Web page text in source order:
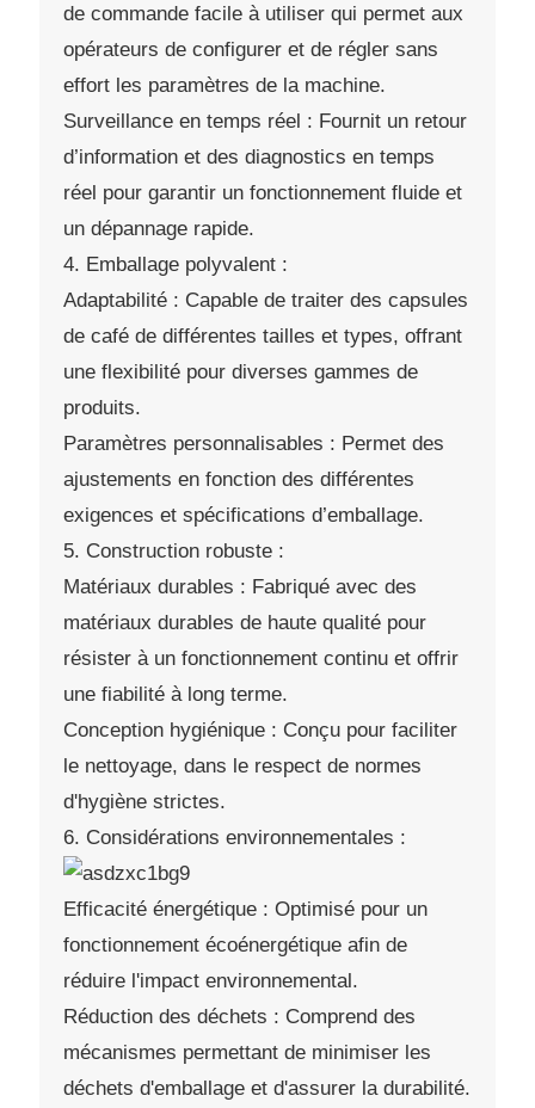
de commande facile à utiliser qui permet aux
opérateurs de configurer et de régler sans
effort les paramètres de la machine.
Surveillance en temps réel : Fournit un retour
d’information et des diagnostics en temps
réel pour garantir un fonctionnement fluide et
un dépannage rapide.
4. Emballage polyvalent :
Adaptabilité : Capable de traiter des capsules
de café de différentes tailles et types, offrant
une flexibilité pour diverses gammes de
produits.
Paramètres personnalisables : Permet des
ajustements en fonction des différentes
exigences et spécifications d’emballage.
5. Construction robuste :
Matériaux durables : Fabriqué avec des
matériaux durables de haute qualité pour
résister à un fonctionnement continu et offrir
une fiabilité à long terme.
Conception hygiénique : Conçu pour faciliter
le nettoyage, dans le respect de normes
d'hygiène strictes.
6. Considérations environnementales :
Efficacité énergétique : Optimisé pour un
fonctionnement écoénergétique afin de
réduire l'impact environnemental.
Réduction des déchets : Comprend des
mécanismes permettant de minimiser les
déchets d'emballage et d'assurer la durabilité.